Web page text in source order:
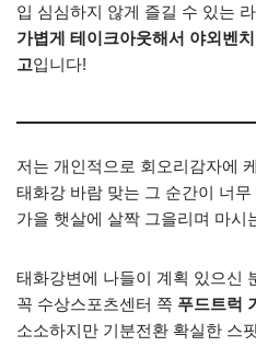
입 심심하지 않게 즐길 수 있는
가볍게 테이크아웃해서 야외벤
고입니다!
저는 개인적으로 회오리감자에
태화강 바람 맞는 그 순간이 너무
가을 햇살에 살짝 그을리며 마시
태화강변에 나들이 계획 있으신
꼭 수상스포츠센터 쪽 푸드트럭
소소하지만 기분전환 확실한 스